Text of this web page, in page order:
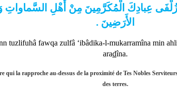
عِبادِكَ الْمُكَرَّمِينَ مِنْ أَهْلِ السَّماواتِ
الأَرَضِينَ .
tuzlifuhâ fawqa zulfâ ‘ibâdika-l-mukarramîna min
aradîna.
qui la rapproche au-dessus de la proximité de Tes Nobles
des terres.